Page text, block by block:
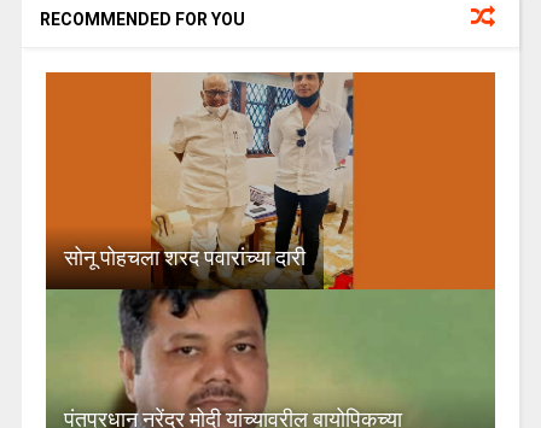
RECOMMENDED FOR YOU
सोनू पोहचला शरद पवारांच्या दारी
पंतप्रधान नरेंद्र मोदी यांच्यावरील बायोपिकच्या